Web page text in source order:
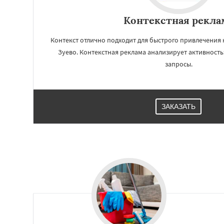
Протвино
Реутов Рошаль
Серпухов
Контекстная
Контекст отлично подходит для быстрого
Зуево. Контекстная реклама анализирует
запросы.
ЗАКАЗАТЬ